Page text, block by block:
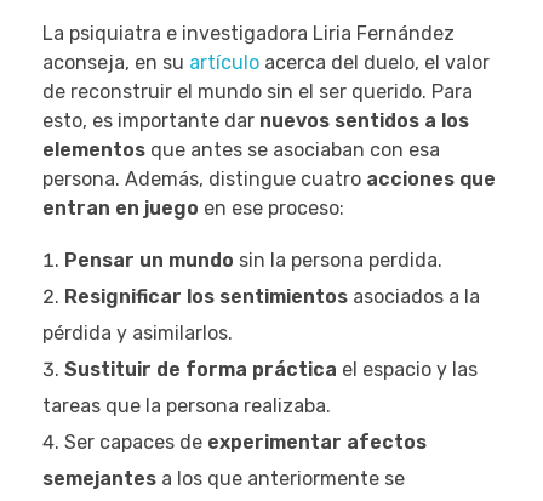
La psiquiatra e investigadora Liria Fernández
aconseja, en su artículo acerca del duelo, el valor
de reconstruir el mundo sin el ser querido. Para
esto, es importante dar nuevos sentidos a los
elementos que antes se asociaban con esa
persona. Además, distingue cuatro acciones que
entran en juego en ese proceso:
Pensar un mundo sin la persona perdida.
Resignificar los sentimientos asociados a la
pérdida y asimilarlos.
Sustituir de forma práctica el espacio y las
tareas que la persona realizaba.
Ser capaces de experimentar afectos
semejantes a los que anteriormente se